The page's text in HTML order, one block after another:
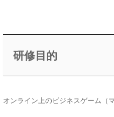
研修目的
オンライン上のビジネスゲーム（